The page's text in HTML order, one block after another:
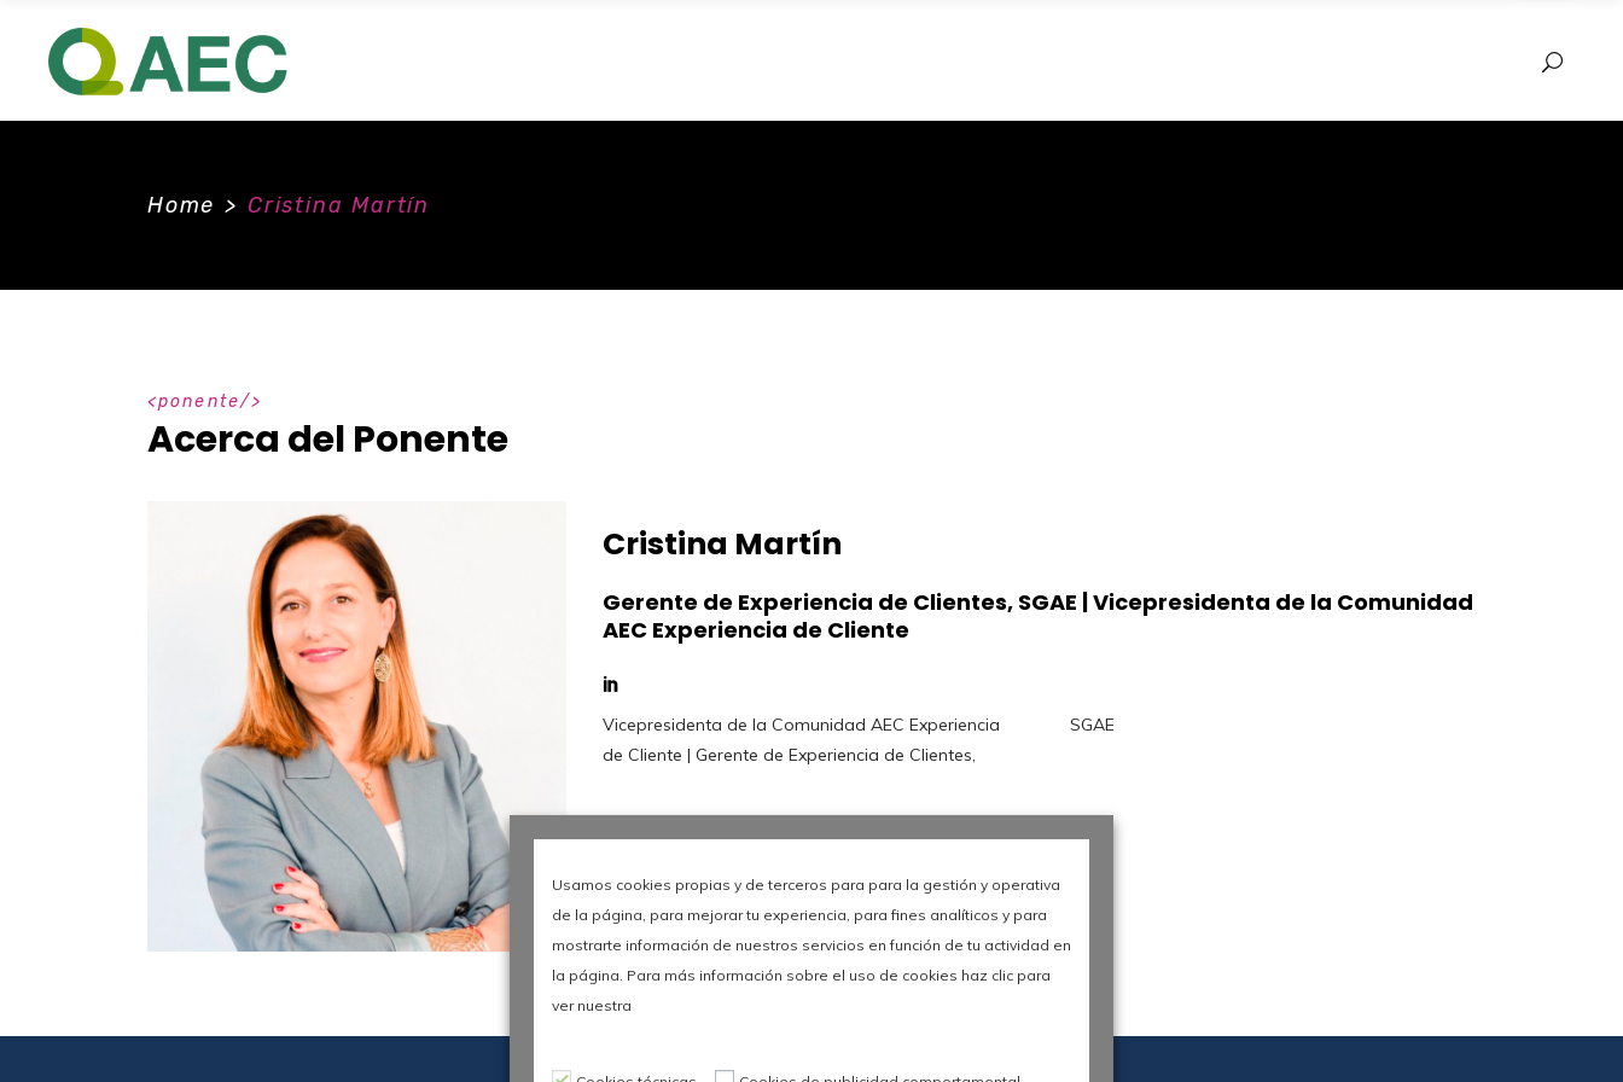
Home > Cristina Martín
ponente
Acerca del Ponente
Cristina Martín
Gerente de Experiencia de Clientes, SGAE | Vicepresidenta de la Comunidad
AEC Experiencia de Cliente
Vicepresidenta de la Comunidad AEC Experiencia
de Cliente | Gerente de Experiencia de Clientes,
SGAE
Usamos cookies propias y de terceros para para la gestión y operativa
de la página, para mejorar tu experiencia, para fines analíticos y para
mostrarte información de nuestros servicios en función de tu actividad en
la página. Para más información sobre el uso de cookies haz clic para
ver nuestra